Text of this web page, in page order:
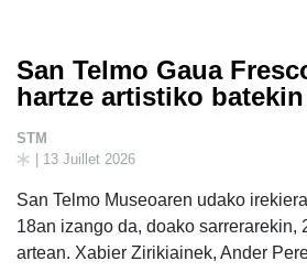
San Telmo Gaua
hartze artistiko
STM
| 13 Juillet 2026
San Telmo Museoaren udako
18an izango da, doako sarrerarekin,
artean. Xabier Zirikiainek, Ander